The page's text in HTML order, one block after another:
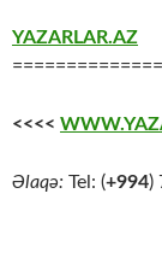
YAZARLAR.AZ
<<<<
Əlaqə: Tel: (+994)